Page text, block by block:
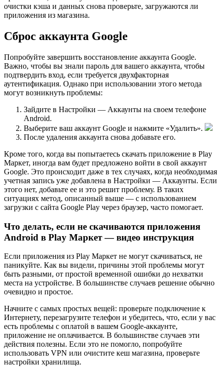
очистки кэша и данных снова проверьте, загружаются ли
приложения из магазина.
Сброс аккаунта Google
Попробуйте завершить восстановление аккаунта Google.
Важно, чтобы вы знали пароль для вашего аккаунта, чтобы
подтвердить вход, если требуется двухфакторная
аутентификация. Однако при использовании этого метода
могут возникнуть проблемы:
Зайдите в Настройки — Аккаунты на своем телефоне
Android.
Выберите ваш аккаунт Google и нажмите «Удалить».
После удаления аккаунта снова добавьте его.
Кроме того, когда вы попытаетесь скачать приложение в Play
Маркет, иногда вам будет предложено войти в свой аккаунт
Google. Это происходит даже в тех случаях, когда необходимая
учетная запись уже добавлена в Настройки — Аккаунты. Если
этого нет, добавьте ее и это решит проблему. В таких
ситуациях метод, описанный выше — с использованием
загрузки с сайта Google Play через браузер, часто помогает.
Что делать, если не скачиваются приложения
Android в Play Маркет — видео инструкция
Если приложения из Play Маркет не могут скачиваться, не
паникуйте. Как вы видели, причины этой проблемы могут
быть разными, от простой временной ошибки до нехватки
места на устройстве. В большинстве случаев решение обычно
очевидно и простое.
Начните с самых простых вещей: проверьте подключение к
Интернету, перезагрузите телефон и убедитесь, что, если у вас
есть проблемы с оплатой в вашем Google-аккаунте,
приложение не оплачивается. В большинстве случаев эти
действия полезны. Если это не помогло, попробуйте
использовать VPN или очистите кеш магазина, проверьте
настройки хранилища.